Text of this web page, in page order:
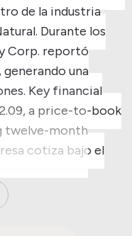
de la industria
Durante los
Corp. reportó
una
Key financial
a price-to-book
twelve-month
cotiza bajo el